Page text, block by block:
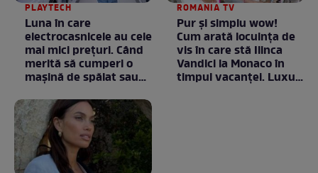
PLAYTECH
Luna în care
electrocasnicele au cele
mai mici prețuri. Când
merită să cumperi o
mașină de spălat sau
ROMANIA TV
Pur și simplu wow!
Cum arată locuința de
vis în care stă Ilinca
Vandici la Monaco în
timpul vacanței. Luxul